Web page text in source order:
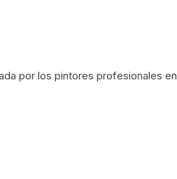
por los pintores profesionales en